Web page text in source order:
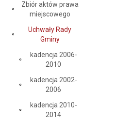
Zbiór aktów prawa
miejscowego
Uchwały Rady
Gminy
kadencja 2006-
2010
kadencja 2002-
2006
kadencja 2010-
2014